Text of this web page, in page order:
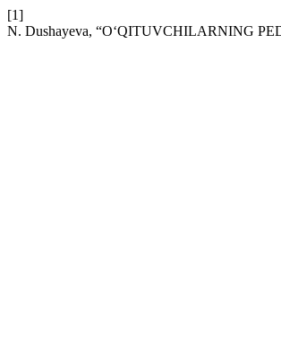
[1]
N. Dushayeva, “O‘QITUVCHILARNING